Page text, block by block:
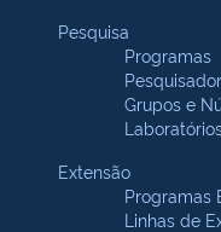
Pesquisa
Programas
Grupos e
Extensão
Programas
Linhas de